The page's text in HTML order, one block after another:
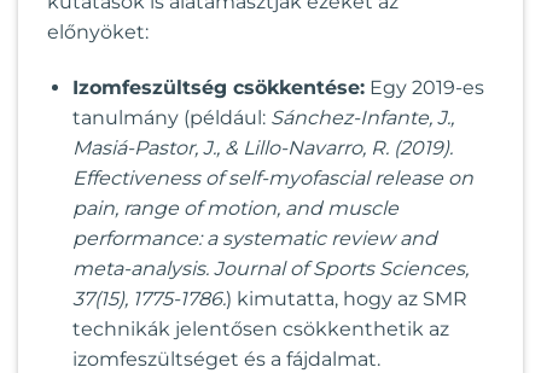
előnyöket:
Izomfeszültség csökkentése:Egy 2019-es
tanulmány (például: Sánchez-Infante, J.,
Masiá-Pastor, J., & Lillo-Navarro, R. (2019).
Effectiveness of self-myofascial release on
pain, range of motion, and muscle
performance: a systematic review and
meta-analysis. Journal of Sports Sciences,
37(15), 1775-1786.) kimutatta, hogy az SMR
technikák jelentősen csökkenthetik az
izomfeszültséget és a fájdalmat.